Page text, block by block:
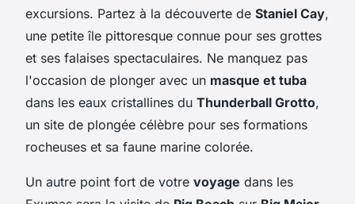
excursions. Partez à la découverte de Staniel Cay,
une petite île pittoresque connue pour ses grottes
et ses falaises spectaculaires. Ne manquez pas
l'occasion de plonger avec un masque et tuba
dans les eaux cristallines du Thunderball Grotto,
un site de plongée célèbre pour ses formations
rocheuses et sa faune marine colorée.
Un autre point fort de votre voyage dans les